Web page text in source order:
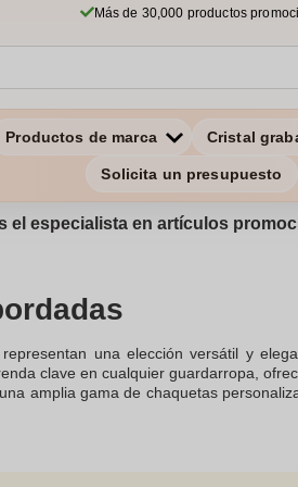
Más de 30,000 productos
Productos de marca Cristal
Solicita un presupuesto
el especialista en artículos
una elección versátil y
clave en cualquier guardarropa,
amplia gama de chaquetas
y confort del usuario.La
para ferias y actividades de